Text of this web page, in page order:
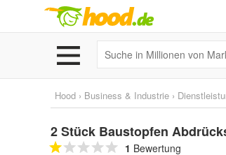
Hood › Business & Industrie ›
2 Stück Baustopfen
1 Bewertung